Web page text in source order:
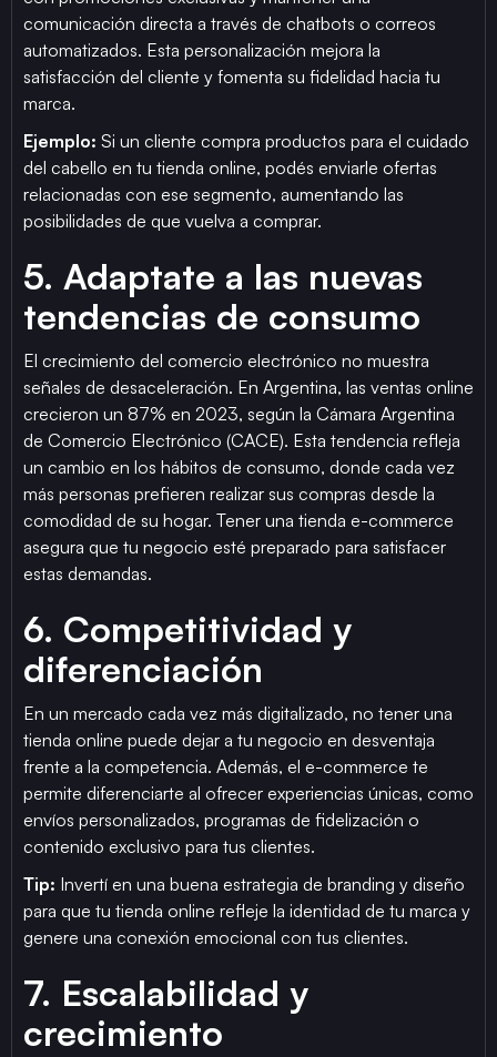
comunicación directa a través de chatbots o correos
automatizados. Esta personalización mejora la
satisfacción del cliente y fomenta su fidelidad hacia tu
marca.
Ejemplo: Si un cliente compra productos para el cuidado
del cabello en tu tienda online, podés enviarle ofertas
relacionadas con ese segmento, aumentando las
posibilidades de que vuelva a comprar.
5. Adaptate a las nuevas
tendencias de consumo
El crecimiento del comercio electrónico no muestra
señales de desaceleración. En Argentina, las ventas online
crecieron un 87% en 2023, según la Cámara Argentina
de Comercio Electrónico (CACE). Esta tendencia refleja
un cambio en los hábitos de consumo, donde cada vez
más personas prefieren realizar sus compras desde la
comodidad de su hogar. Tener una tienda e-commerce
asegura que tu negocio esté preparado para satisfacer
estas demandas.
6. Competitividad y
diferenciación
En un mercado cada vez más digitalizado, no tener una
tienda online puede dejar a tu negocio en desventaja
frente a la competencia. Además, el e-commerce te
permite diferenciarte al ofrecer experiencias únicas, como
envíos personalizados, programas de fidelización o
contenido exclusivo para tus clientes.
Tip: Invertí en una buena estrategia de branding y diseño
para que tu tienda online refleje la identidad de tu marca y
genere una conexión emocional con tus clientes.
7. Escalabilidad y
crecimiento